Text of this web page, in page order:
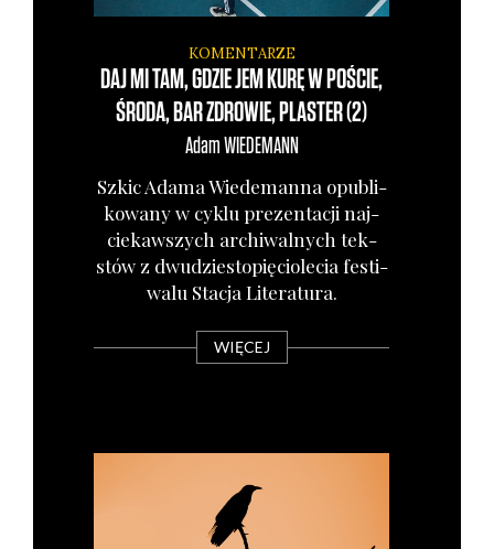
KOMENTARZE
DAJ MI TAM, GDZIE JEM KURĘ W POŚCIE,
ŚRODA, BAR ZDROWIE, PLASTER (2)
AdamWIEDEMANN
Szkic Ada­ma Wie­de­man­na opu­bli­
ko­wa­ny w cyklu pre­zen­ta­cji naj­
cie­kaw­szych archi­wal­nych tek­
stów z dwu­dzie­sto­pię­cio­le­cia festi­
wa­lu Sta­cja Lite­ra­tu­ra.
WIĘCEJ